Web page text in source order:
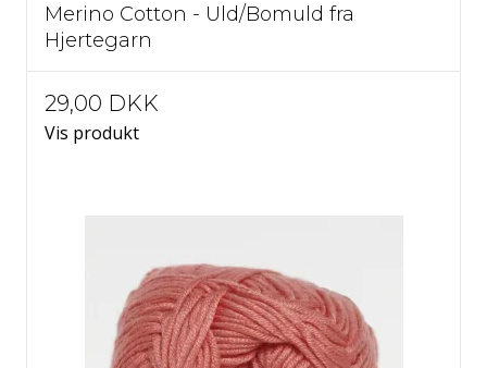
Merino Cotton - Uld/Bomuld fra
Hjertegarn
29,00 DKK
Vis produkt